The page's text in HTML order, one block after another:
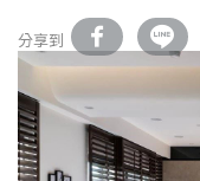
分享到